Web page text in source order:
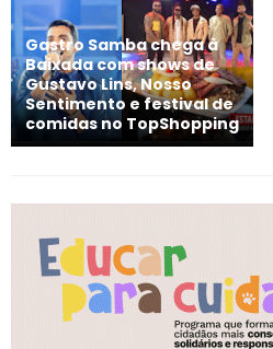
Gastro Samba chega à
Baixada com shows de
Gustavo Lins, Nosso
Sentimento e festival de
comidas no TopShopping